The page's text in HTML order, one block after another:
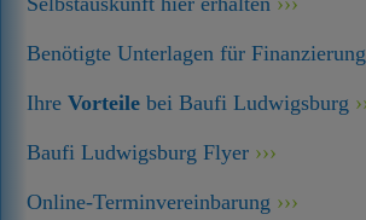
Benötigte Unterlagen für Finanzierung
IhreVorteile bei Baufi Ludwigsburg
Baufi Ludwigsburg Flyer
Online-Terminvereinbarung